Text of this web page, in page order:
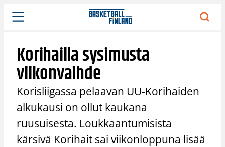
Siirry
sisältöön
Korihailla sysimusta
viikonvaihde
Korisliigassa pelaavan UU-Korihaiden
alkukausi on ollut kaukana
ruusuisesta. Loukkaantumisista
kärsivä Korihait sai viikonloppuna lisää